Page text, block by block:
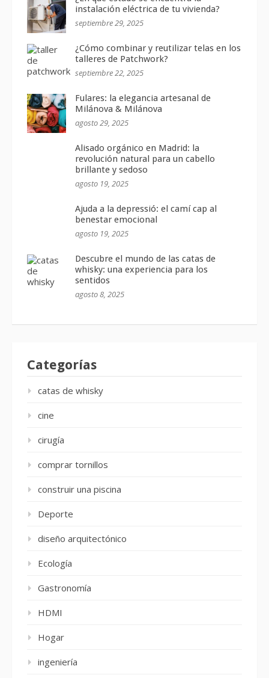
instalación eléctrica de tu vivienda?
septiembre 29, 2025
¿Cómo combinar y reutilizar telas en los
talleres de Patchwork?
septiembre 22, 2025
Fulares: la elegancia artesanal de
Milánova & Milánova
agosto 29, 2025
Alisado orgánico en Madrid: la
revolución natural para un cabello
brillante y sedoso
agosto 19, 2025
Ajuda a la depressió: el camí cap al
benestar emocional
agosto 19, 2025
Descubre el mundo de las catas de
whisky: una experiencia para los
sentidos
agosto 8, 2025
Categorías
catas de whisky
cine
cirugía
comprar tornillos
construir una piscina
Deporte
diseño arquitectónico
Ecología
Gastronomía
HDMI
Hogar
ingeniería